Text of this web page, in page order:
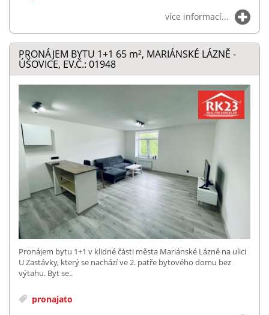
více informací...
PRONÁJEM BYTU 1+1 65 m², MARIÁNSKÉ LÁZNĚ -
ÚŠOVICE, EV.Č.: 01948
Pronájem bytu 1+1 v klidné části města Mariánské Lázně na ulici
U Zastávky, který se nachází ve 2. patře bytového domu bez
výtahu. Byt se..
pronajato